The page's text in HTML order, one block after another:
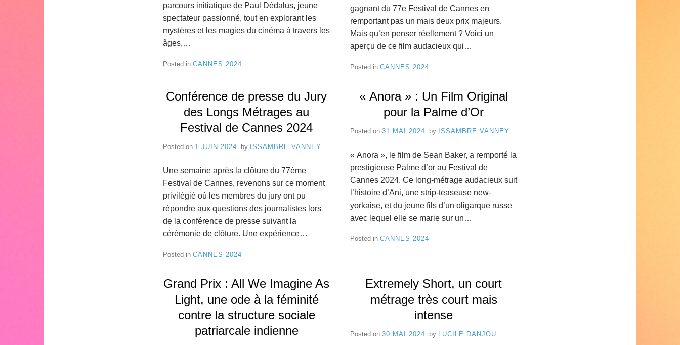
parcours initiatique de Paul Dédalus, jeune
spectateur passionné, tout en explorant les
mystères et les magies du cinéma à travers les
âges,…
Posted in CANNES 2024
gagnant du 77e Festival de Cannes en
remportant pas un mais deux prix majeurs.
Mais qu’en penser réellement ? Voici un
aperçu de ce film audacieux qui…
Posted in CANNES 2024
Conférence de presse du Jury
des Longs Métrages au
Festival de Cannes 2024
Posted on 1 JUIN 2024 by ISSAMBRE VANNEY
Une semaine après la clôture du 77ème
Festival de Cannes, revenons sur ce moment
privilégié où les membres du jury ont pu
répondre aux questions des journalistes lors
de la conférence de presse suivant la
cérémonie de clôture. Une expérience…
Posted in CANNES 2024
« Anora » : Un Film Original
pour la Palme d’Or
Posted on 31 MAI 2024 by ISSAMBRE VANNEY
« Anora », le film de Sean Baker, a remporté la
prestigieuse Palme d’or au Festival de
Cannes 2024. Ce long-métrage audacieux suit
l’histoire d’Ani, une strip-teaseuse new-
yorkaise, et du jeune fils d’un oligarque russe
avec lequel elle se marie sur un…
Posted in CANNES 2024
Grand Prix : All We Imagine As
Light, une ode à la féminité
contre la structure sociale
patriarcale indienne
Extremely Short, un court
métrage très court mais
intense
Posted on 30 MAI 2024 by LUCILE DANJOU